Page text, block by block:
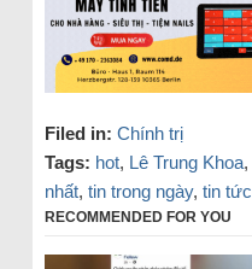
Filed in: Chính trị
Tags: hot, Lê Trung Khoa,
nhất, tin trong ngày, tin tức
RECOMMENDED FOR YOU